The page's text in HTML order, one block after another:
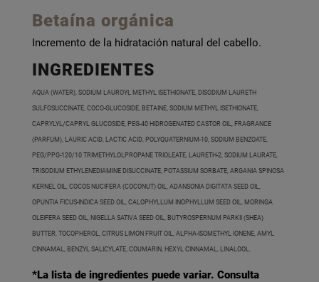
Betaína orgánica
Incremento de la hidratación natural del cabello.
INGREDIENTES
AQUA (WATER), SODIUM LAUROYL METHYL ISETHIONATE, DISODIUM LAURETH
SULFOSUCCINATE, COCO-GLUCOSIDE, BETAINE, SODIUM METHYL ISETHIONATE,
CAPRYLYL/CAPRYL GLUCOSIDE, PEG-40 HIDROGENATED CASTOR OIL, FRAGRANCE
(PARFUM), LAURIC ACID, LACTIC ACID, POLYQUATERNIUM-10, SODIUM BENZOATE,
PEG/PPG-120/10 TRIMETHYLOLPROPANE TRIOLEATE, LAURETH-2, SODIUM LAURATE,
TRISODIUM ETHYLENEDIAMINE DISUCCINATE, POTASSIUM SORBATE, ARGANIA SPINOSA
KERNEL OIL, COCOS NUCIFERA (COCONUT) OIL, ADANSONIA DIGITATA SEED OIL,
OPUNTIA FICUS-INDICA SEED OIL, CALOPHYLLUM INOPHYLLUM SEED OIL, MORINGA
OLEIFERA SEED OIL, NIGELLA SATIVA SEED OIL, BUTYROSPERNUM PARKII (SHEA)
BUTTER, TOCOPHEROL, CITRUS LIMON FRUIT OIL, ALPHA-ISOMETHYL IONENE, AMYL
CINNAMAL, BENZYL SALICYLATE, COUMARIN, HEXYL CINNAMAL, LINALOOL.
*La lista de ingredientes puede variar. Consulta